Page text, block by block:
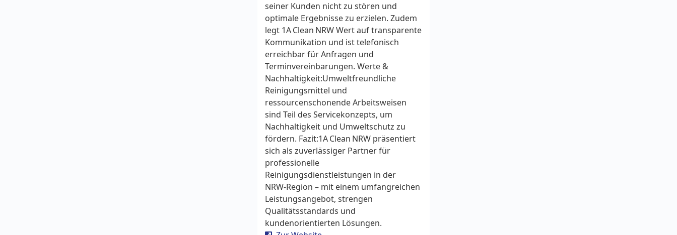
seiner Kunden nicht zu stören und
optimale Ergebnisse zu erzielen. Zudem
legt 1A Clean NRW Wert auf transparente
Kommunikation und ist telefonisch
erreichbar für Anfragen und
Terminvereinbarungen. Werte &
Nachhaltigkeit:Umweltfreundliche
Reinigungsmittel und
ressourcenschonende Arbeitsweisen
sind Teil des Servicekonzepts, um
Nachhaltigkeit und Umweltschutz zu
fördern. Fazit:1A Clean NRW präsentiert
sich als zuverlässiger Partner für
professionelle
Reinigungsdienstleistungen in der
NRW‑Region – mit einem umfangreichen
Leistungsangebot, strengen
Qualitätsstandards und
kundenorientierten Lösungen.